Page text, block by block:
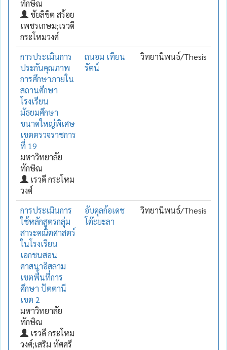
ทักษิณ
ชัยลิขิต สร้อย
เพชรเกษม;เรวดี
กระโหมวงศ์
การประเมินการ
ประกันคุณภาพ
การศึกษาภายใน
สถานศึกษา
โรงเรียน
มัธยมศึกษา
ขนาดใหญ่พิเศษ
เขตตรวจราชการ
ที่ 19
มหาวิทยาลัย
ทักษิณ
เรวดี กระโหม
วงศ์
ถนอม เทียน
รัตน์
วิทยานิพนธ์/Thesis
การประเมินการ
ใช้หลักสูตรกลุ่ม
สาระคณิตศาสตร์
ในโรงเรียน
เอกชนสอน
ศาสนาอิสลาม
เขตพื้นที่การ
ศึกษา ปัตตานี
เขต 2
มหาวิทยาลัย
ทักษิณ
เรวดี กระโหม
วงศ์;เสริม ทัศศรี
อับดุลก้อเดช
โต๊ะยะลา
วิทยานิพนธ์/Thesis